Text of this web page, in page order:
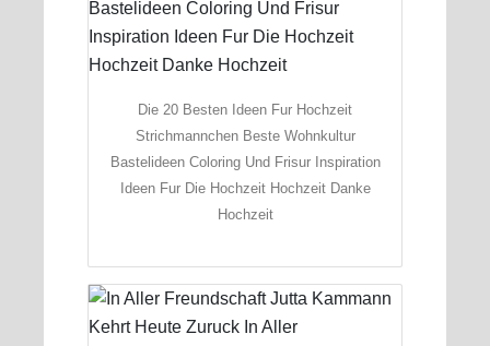
Die 20 Besten Ideen Fur Hochzeit
Strichmannchen Beste Wohnkultur
Bastelideen Coloring Und Frisur Inspiration
Ideen Fur Die Hochzeit Hochzeit Danke
Hochzeit